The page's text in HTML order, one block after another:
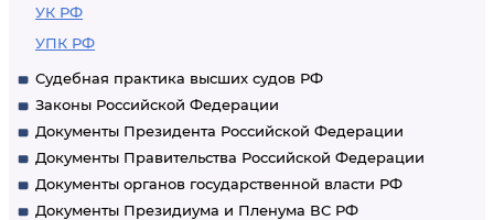
УК РФ
УПК РФ
Судебная практика высших судов РФ
Законы Российской Федерации
Документы Президента Российской Федерации
Документы Правительства Российской Федерации
Документы органов государственной власти РФ
Документы Президиума и Пленума ВС РФ